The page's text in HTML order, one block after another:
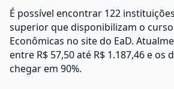
É possível encontrar 122
superior que disponibilizam o curso
Econômicas no site do EaD.
entre R$ 57,50 até R$ 1.187,46 e os
chegar em 90%.